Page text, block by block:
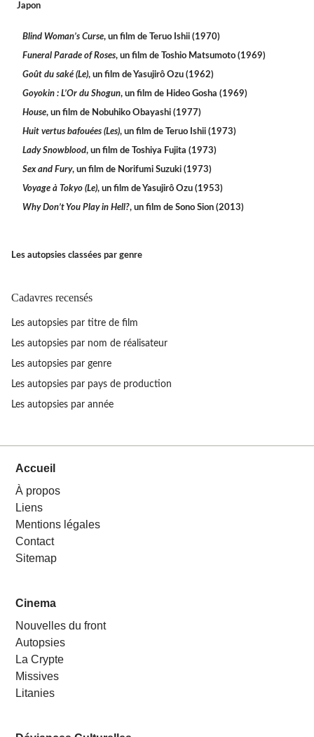
Japon
Blind Woman’s Curse, un film de Teruo Ishii (1970)
Funeral Parade of Roses, un film de Toshio Matsumoto (1969)
Goût du saké (Le), un film de Yasujirô Ozu (1962)
Goyokin : L’Or du Shogun, un film de Hideo Gosha (1969)
House, un film de Nobuhiko Obayashi (1977)
Huit vertus bafouées (Les), un film de Teruo Ishii (1973)
Lady Snowblood, un film de Toshiya Fujita (1973)
Sex and Fury, un film de Norifumi Suzuki (1973)
Voyage à Tokyo (Le), un film de Yasujirô Ozu (1953)
Why Don’t You Play in Hell?, un film de Sono Sion (2013)
Les autopsies classées par genre
Cadavres recensés
Les autopsies par titre de film
Les autopsies par nom de réalisateur
Les autopsies par genre
Les autopsies par pays de production
Les autopsies par année
Accueil
À propos
Liens
Mentions légales
Contact
Sitemap
Cinema
Nouvelles du front
Autopsies
La Crypte
Missives
Litanies